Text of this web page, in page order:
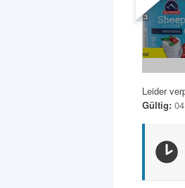
Leider
Gültig: